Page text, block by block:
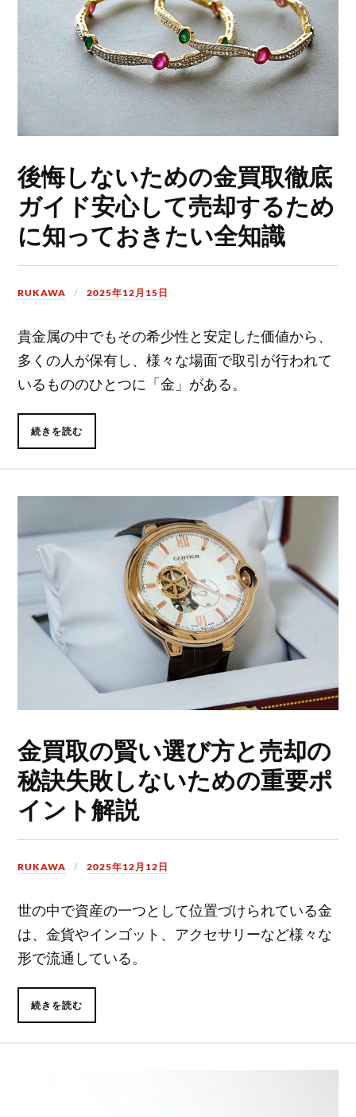
後悔しないための金買取徹底
ガイド安心して売却するため
に知っておきたい全知識
RUKAWA 2025年12月15日
貴金属の中でもその希少性と安定した価値から、
多くの人が保有し、様々な場面で取引が行われて
いるもののひとつに「金」がある。
続きを読む
金買取の賢い選び方と売却の
秘訣失敗しないための重要ポ
イント解説
RUKAWA 2025年12月12日
世の中で資産の一つとして位置づけられている金
は、金貨やインゴット、アクセサリーなど様々な
形で流通している。
続きを読む